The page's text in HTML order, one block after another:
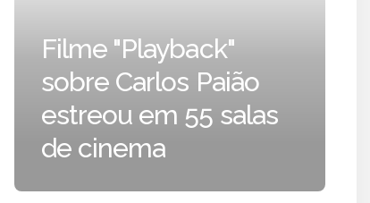
Filme "Playback"
sobre Carlos Paião
estreou em 55 salas
de cinema